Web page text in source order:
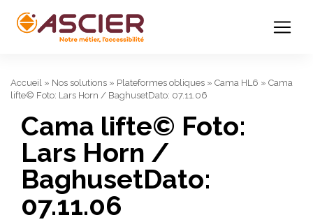
Accueil » Nos solutions » Plateformes obliques » Cama HL6 » Cama
lifte© Foto: Lars Horn / BaghusetDato: 07.11.06
Cama lifte© Foto:
Lars Horn /
BaghusetDato:
07.11.06